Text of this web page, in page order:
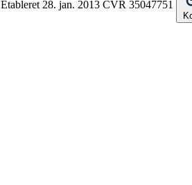
Etableret 28. jan. 2013 CVR 35047751